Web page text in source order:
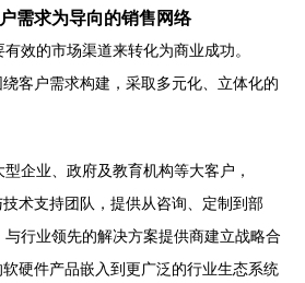
需求为导向的销售网络
效的市场渠道来转化为商业成功。
客户需求构建，采取多元化、立体化的
型企业、政府及教育机构等大客户，
术支持团队，提供从咨询、定制到部
行业领先的解决方案提供商建立战略合
硬件产品嵌入到更广泛的行业生态系统